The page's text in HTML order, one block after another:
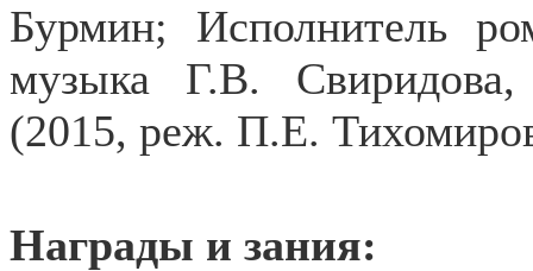
Бурмин; Исполнитель
музыка Г.В.
(2015, реж. П.Е.
Награды и зания: